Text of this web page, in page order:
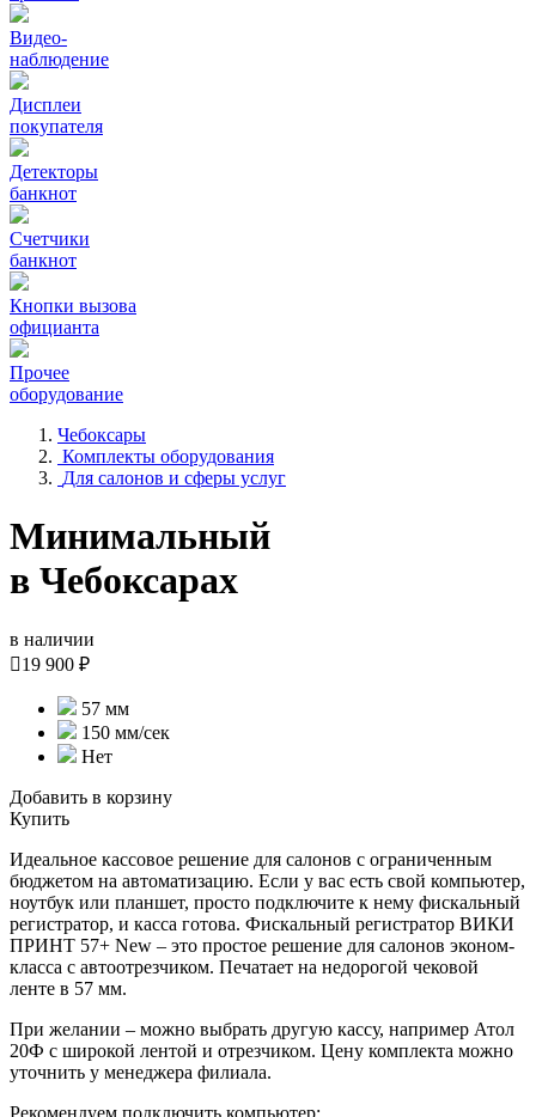
Видео‑
наблюдение
Дисплеи
покупателя
Детекторы
банкнот
Счетчики
банкнот
Кнопки вызова
официанта
Прочее
оборудование
Чебоксары
Комплекты оборудования
Для салонов и сферы услуг
Минимальный
в Чебоксарах
в наличии
19 900 ₽
57 мм
150 мм/сек
Нет
Добавить в корзину
Купить
Идеальное кассовое решение для салонов с ограниченным
бюджетом на автоматизацию. Если у вас есть свой компьютер,
ноутбук или планшет, просто подключите к нему фискальный
регистратор, и касса готова. Фискальный регистратор ВИКИ
ПРИНТ 57+ New – это простое решение для салонов эконом-
класса с автоотрезчиком. Печатает на недорогой чековой
ленте в 57 мм.
При желании – можно выбрать другую кассу, например Атол
20Ф с широкой лентой и отрезчиком. Цену комплекта можно
уточнить у менеджера филиала.
Рекомендуем подключить компьютер: